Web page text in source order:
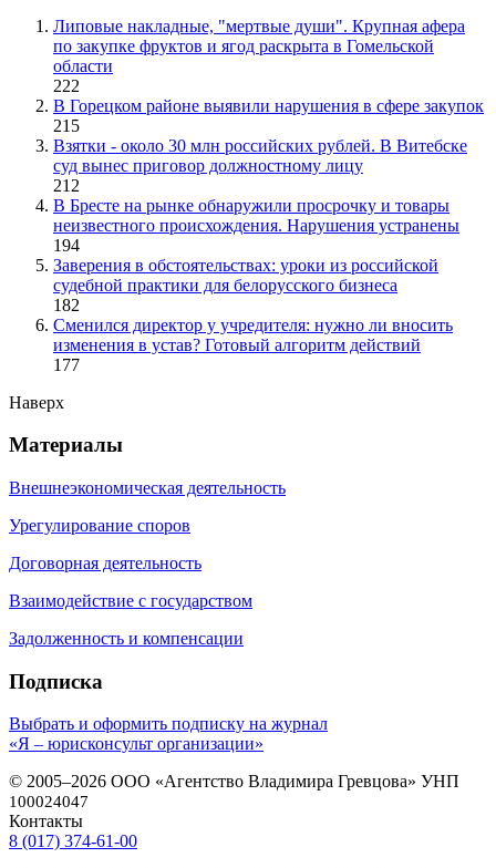
Липовые накладные, "мертвые души". Крупная афера
по закупке фруктов и ягод раскрыта в Гомельской
области
222
В Горецком районе выявили нарушения в сфере закупок
215
Взятки - около 30 млн российских рублей. В Витебске
суд вынес приговор должностному лицу
212
В Бресте на рынке обнаружили просрочку и товары
неизвестного происхождения. Нарушения устранены
194
Заверения в обстоятельствах: уроки из российской
судебной практики для белорусского бизнеса
182
Сменился директор у учредителя: нужно ли вносить
изменения в устав? Готовый алгоритм действий
177
Наверх
Материалы
Внешнеэкономическая деятельность
Урегулирование споров
Договорная деятельность
Взаимодействие с государством
Задолженность и компенсации
Подписка
Выбрать и оформить подписку на журнал
«Я – юрисконсульт организации»
© 2005–2026 ООО «Агентство Владимира Гревцова» УНП
100024047
Контакты
8 (017) 374-61-00